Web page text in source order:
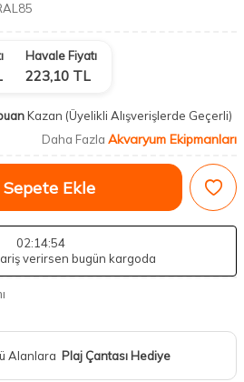
Havale Fiyatı
223,10 TL
Kazan (Üyelikli Alışverişlerde Geçerli)
Daha Fazla Akvaryum Ekipmanları
Sepete Ekle
02:14:53
verirsen bugün kargoda
Alanlara Plaj Çantası Hediye